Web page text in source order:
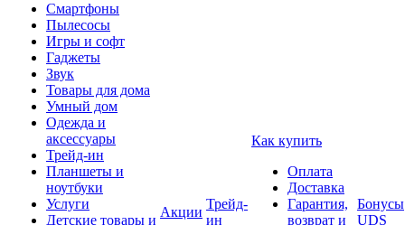
Смартфоны
Пылесосы
Игры и софт
Гаджеты
Звук
Товары для дома
Умный дом
Одежда и
аксессуары
Трейд-ин
Планшеты и
ноутбуки
Услуги
Детские товары и
Акции
Трейд-
ин
Как купить
Оплата
Доставка
Гарантия,
возврат и
Бонусы
UDS